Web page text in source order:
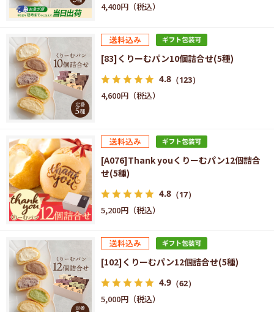
4,400円
[83]くりーむパン10個詰合せ(5種)
4.8 （123）
4,600円
[A076]Thank youくりーむパン12個詰合
せ(5種)
4.8 （17）
5,200円
[102]くりーむパン12個詰合せ(5種)
4.9 （62）
5,000円